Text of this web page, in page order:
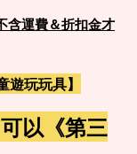
含運費＆折扣金才
遊玩玩具】
以《第三